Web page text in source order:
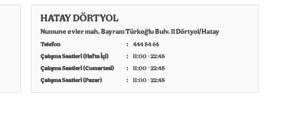
HATAY DÖRTYOL
Numune evler mah. Bayram Türkoğlu Bulv. 11 Dörtyol/Hatay
Telefon
444 54 64
Çalışma Saatleri (Hafta İçi)
11:00 - 22:45
Çalışma Saatleri (Cumartesi)
11:00 - 22:45
Çalışma Saatleri (Pazar)
11:00 - 22:45